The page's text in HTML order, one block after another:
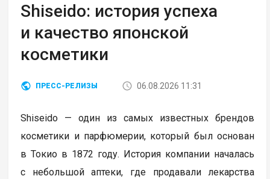
Shiseido: история успеха
и качество японской
косметики
ПРЕСС-РЕЛИЗЫ 06.08.2026 11:31
Shiseido — один из самых известных брендов
косметики и парфюмерии, который был основан
в Токио в 1872 году. История компании началась
с небольшой аптеки, где продавали лекарства